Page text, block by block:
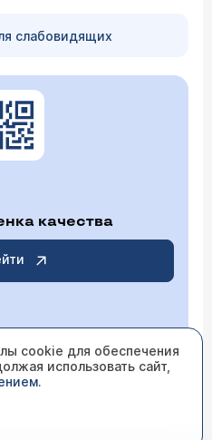
слабовидящих
качества
cookie для обеспечения
использовать сайт,
.